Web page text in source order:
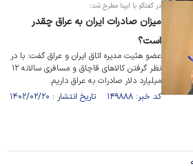
در گفتگو با ایبِنا مطرح شد؛
میزان صادرات ایران به عراق چقدر
است؟
عضو هئیت مدیره اتاق ایران و عراق گفت: با در
نظر گرفتن کالا‌های قاچاق و مسافری سالانه ۱۲
میلیارد دلار صادرات به عراق داریم.
کد خبر: ۱۴۹۸۸۸ تاریخ انتشار : ۱۴۰۲/۰۲/۲۰